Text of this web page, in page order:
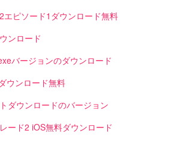
エピソード1ダウンロード無料
ンロード
バージョンのダウンロード
ウンロード無料
ダウンロードのバージョン
ード2 iOS無料ダウンロード